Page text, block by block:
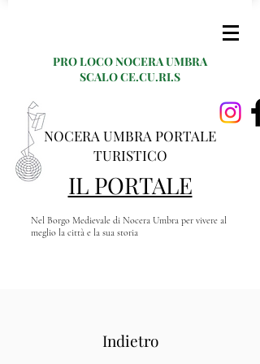
PRO LOCO NOCERA UMBRA
SCALO CE.CU.RI.S
NOCERA UMBRA PORTALE
TURISTICO
IL PORTALE
Nel Borgo Medievale di Nocera Umbra per vivere al
meglio la città e la sua storia
Indietro